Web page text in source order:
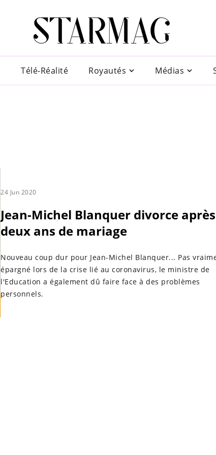
Télé-Réalité Royautés Médias
24 Jun 2020
Jean-Michel Blanquer divorce après
deux ans de mariage
Nouveau coup dur pour Jean-Michel Blanquer... Pas
épargné lors de la crise lié au coronavirus, le ministre de
l'Education a également dû faire face à des problèmes
personnels.